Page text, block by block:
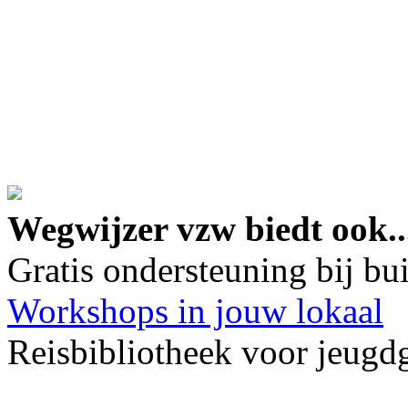
Wegwijzer vzw biedt
Gratis ondersteuning bij
Workshops in jouw lokaal
Reisbibliotheek voor